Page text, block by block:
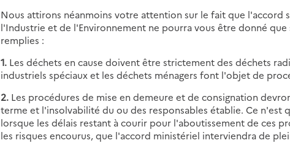
Nous attirons néanmoins votre attention sur le fait que l'accord
l'Industrie et de l'Environnement ne pourra vous être donné
remplies :
1. Les déchets en cause doivent être strictement des déchets
industriels spéciaux et les déchets ménagers font l'objet de
2. Les procédures de mise en demeure et de consignation
terme et l'insolvabilité du ou des responsables établie. Ce n'est
lorsque les délais restant à courir pour l'aboutissement de ces
les risques encourus, que l'accord ministériel interviendra de